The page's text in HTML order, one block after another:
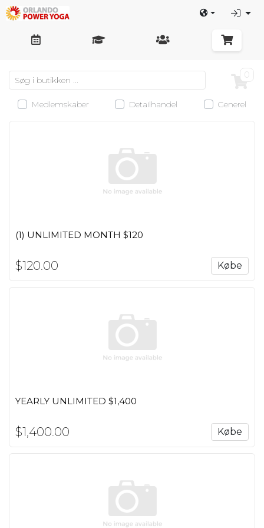
Medlemskaber Detailhandel Generel
(1) UNLIMITED MONTH $120
$120.00 Købe
YEARLY UNLIMITED $1,400
$1,400.00 Købe